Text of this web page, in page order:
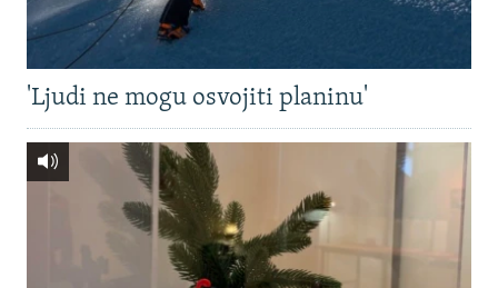
'Ljudi ne mogu osvojiti planinu'